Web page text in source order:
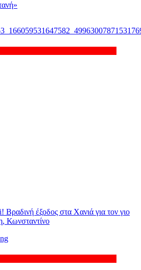
Βραδινή έξοδος στα Χανιά για τον γιο
Κωνσταντίνο